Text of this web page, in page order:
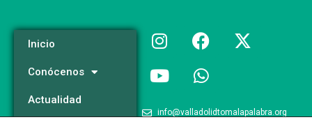
Inicio
Conócenos
Actualidad
info@valladolidtomalapalabra.org